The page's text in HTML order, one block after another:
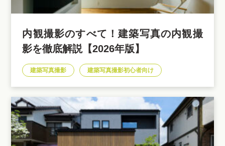
内観撮影のすべて！建築写真の内観撮
影を徹底解説【2026年版】
建築写真撮影 建築写真撮影初心者向け